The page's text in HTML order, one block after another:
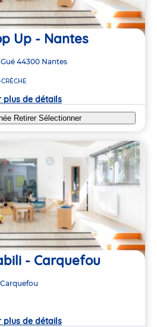
Up - Nantes
44300 Nantes
plus de détails
Retirer Sélectionner
- Carquefou
Carquefou
plus de détails